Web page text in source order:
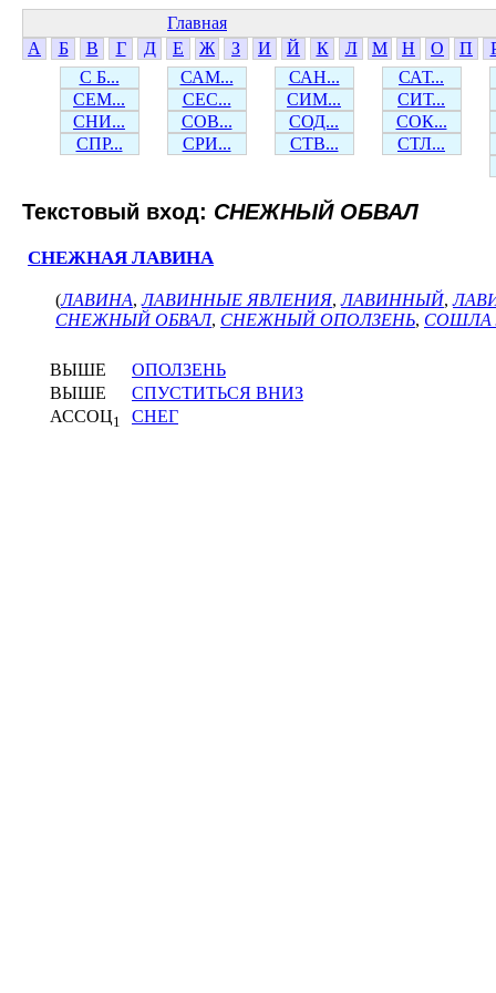
Главная
А
Б В Г Д Е Ж З И Й К Л М Н О П
С Б...
САМ... САН...
САТ...
СЕМ...
СЕС... СИМ...
СИТ...
СНИ...
СОВ... СОД...
СОК...
СПР...
СРИ... СТВ... СТЛ...
Текстовый вход: СНЕЖНЫЙ ОБВАЛ
СНЕЖНАЯ ЛАВИНА
(ЛАВИНА,ЛАВИННЫЕ ЯВЛЕНИЯ,ЛАВИННЫЙ,
СНЕЖНЫЙ ОБВАЛ, СНЕЖНЫЙ ОПОЛЗЕНЬ, СОШЛА
ВЫШЕ
ОПОЛЗЕНЬ
ВЫШЕ
СПУСТИТЬСЯ ВНИЗ
АССОЦ1 СНЕГ